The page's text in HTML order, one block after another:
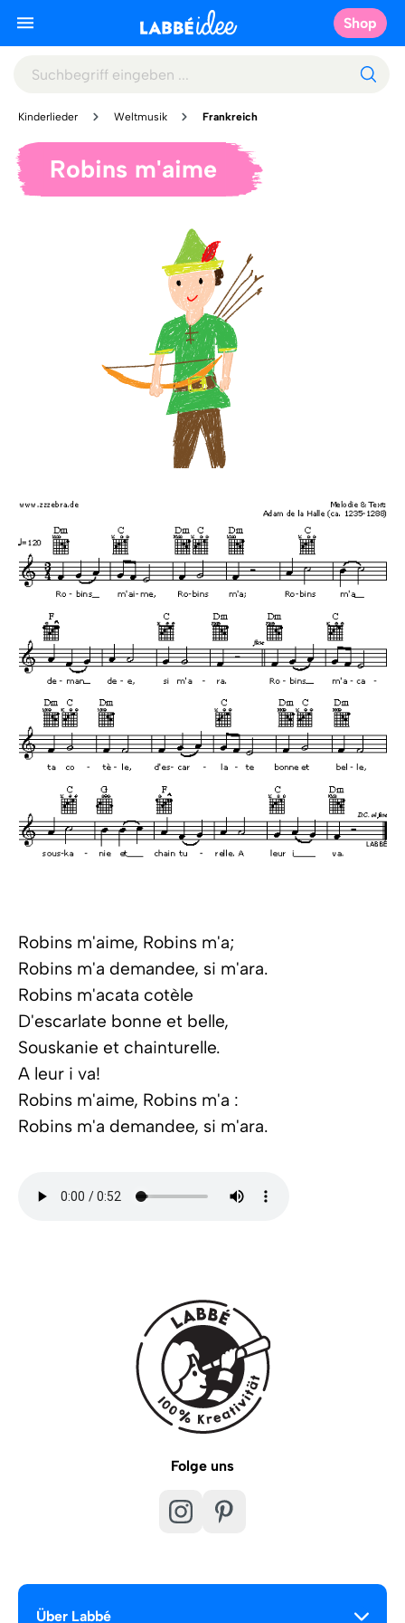
Shop
Kinderlieder Weltmusik Frankreich
Robins m'aime
Robins m'aime, Robins m'a;
Robins m'a demandee, si m'ara.
Robins m'acata cotèle
D'escarlate bonne et belle,
Souskanie et chainturelle.
A leur i va!
Robins m'aime, Robins m'a :
Robins m'a demandee, si m'ara.
Folge uns
Über Labbé